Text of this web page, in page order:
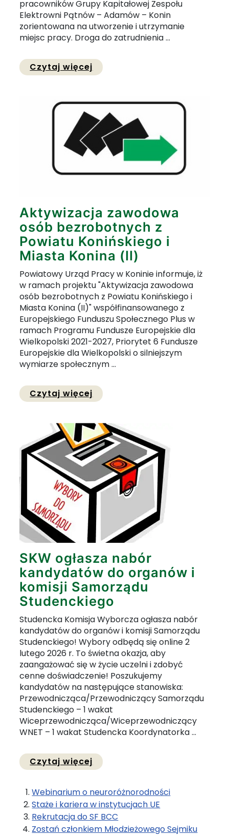
pracowników Grupy Kapitałowej Zespołu
Elektrowni Pątnów – Adamów – Konin
zorientowana na utworzenie i utrzymanie
miejsc pracy. Droga do zatrudnienia ...
Czytaj więcej Przejdź do pełnej
Aktywizacja zawodowa
osób bezrobotnych z
Powiatu Konińskiego i
Miasta Konina (II)
Powiatowy Urząd Pracy w Koninie informuje, iż
w ramach projektu "Aktywizacja zawodowa
osób bezrobotnych z Powiatu Konińskiego i
Miasta Konina (II)" współfinansowanego z
Europejskiego Funduszu Społecznego Plus w
ramach Programu Fundusze Europejskie dla
Wielkopolski 2021-2027, Priorytet 6 Fundusze
Europejskie dla Wielkopolski o silniejszym
wymiarze społecznym ...
Czytaj więcej Przejdź do pełnej
SKW ogłasza nabór
kandydatów do organów i
komisji Samorządu
Studenckiego
Studencka Komisja Wyborcza ogłasza nabór
kandydatów do organów i komisji Samorządu
Studenckiego! Wybory odbędą się online 2
lutego 2026 r. To świetna okazja, aby
zaangażować się w życie uczelni i zdobyć
cenne doświadczenie! Poszukujemy
kandydatów na następujące stanowiska:
Przewodnicząca/Przewodniczący Samorządu
Studenckiego – 1 wakat
Wiceprzewodnicząca/Wiceprzewodniczący
WNET – 1 wakat Studencka Koordynatorka ...
Czytaj więcej Przejdź do pełnej
Webinarium o neuroróżnorodności
Staże i kariera w instytucjach UE
Rekrutacja do SF BCC
Zostań członkiem Młodzieżowego Sejmiku